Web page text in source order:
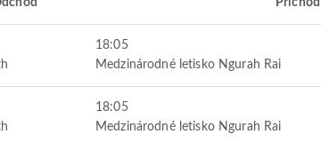
Príchod
18:05
Medzinárodné letisko Ngurah Rai
18:05
Medzinárodné letisko Ngurah Rai